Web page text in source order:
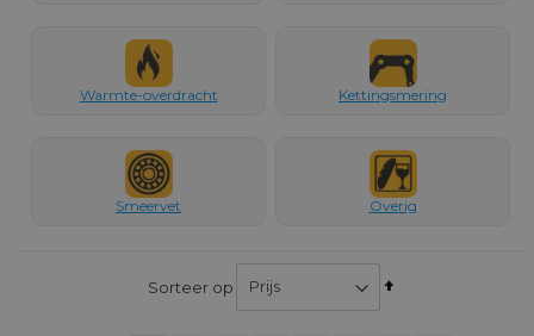
Warmte-overdracht Kettingsmering
Smeervet Overig
Sorteer op
Van